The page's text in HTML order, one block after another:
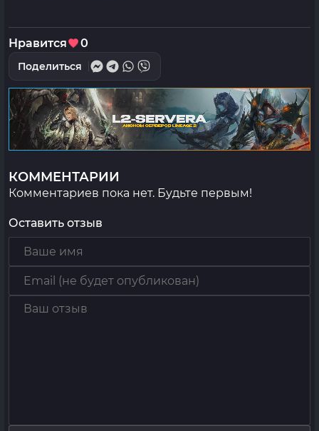
Нравится 0
Поделиться
КОММЕНТАРИИ
Комментариев пока нет. Будьте первым!
Оставить отзыв